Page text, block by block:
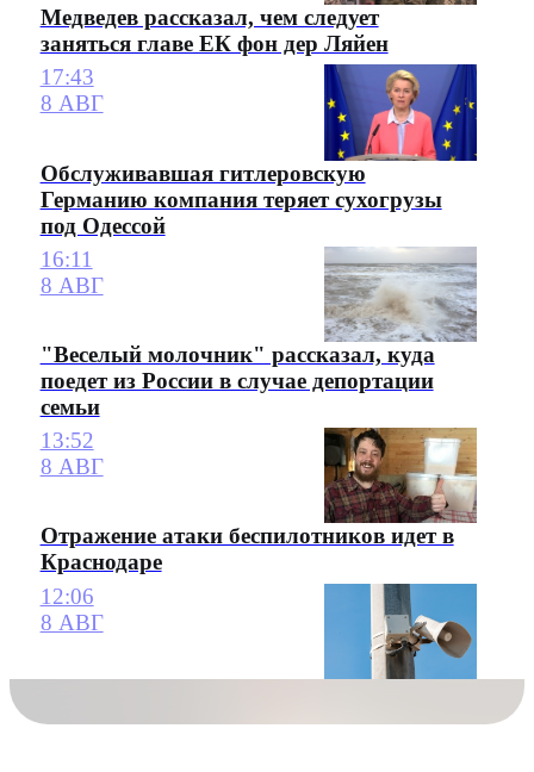
Медведев рассказал, чем следует
заняться главе ЕК фон дер Ляйен
17:43
8 АВГ
Обслуживавшая гитлеровскую
Германию компания теряет сухогрузы
под Одессой
16:11
8 АВГ
"Веселый молочник" рассказал, куда
поедет из России в случае депортации
семьи
13:52
8 АВГ
Отражение атаки беспилотников идет в
Краснодаре
12:06
8 АВГ